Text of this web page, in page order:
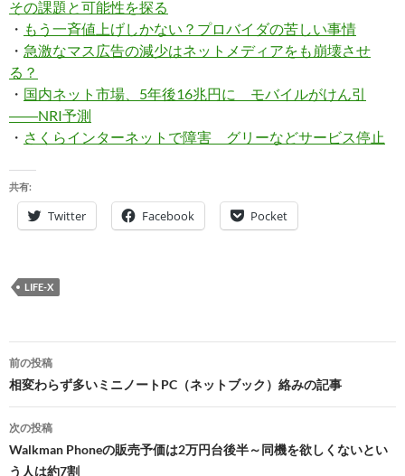
その課題と可能性を探る
・ もう一斉値上げしかない？プロバイダの苦しい事情
・ 急激なマス広告の減少はネットメディアをも崩壊させ
る？
・ 国内ネット市場、5年後16兆円に モバイルがけん引
――NRI予測
・ さくらインターネットで障害 グリーなどサービス停止
共有:
Twitter Facebook Pocket
LIFE-X
投
稿
ナ
ビ
前の投稿
相変わらず多いミニノートPC（ネットブック）絡みの記事
次の投稿
Walkman Phoneの販売予価は2万円台後半～同機を欲しくないとい
う人は約7割